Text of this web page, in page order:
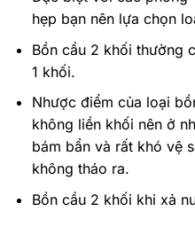
hẹp bạn nên lựa chọn
Bồn cầu 2 khối thường
1 khối.
Nhược điểm của loại
không liền khối nên ở
bám bẩn và rất khó vệ
không tháo ra.
Bồn cầu 2 khối khi xả